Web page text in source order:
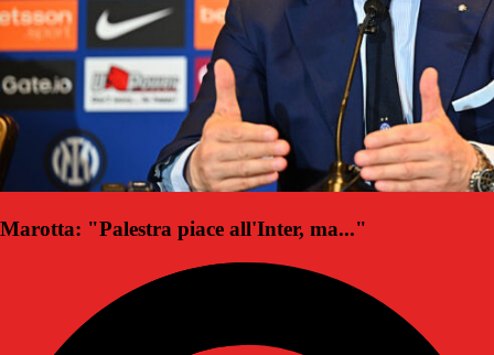
Marotta: "Palestra piace all'Inter, ma..."